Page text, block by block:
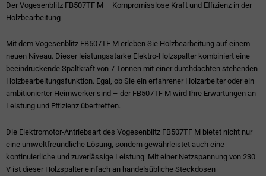
Der Vogesenblitz FB507TF M – Kompromisslose Kraft und Effizienz in der
Holzbearbeitung
Mit dem Vogesenblitz FB507TF M erleben Sie Holzbearbeitung auf einem
neuen Niveau. Dieser leistungsstarke Elektro-Holzspalter kombiniert eine
beeindruckende Spaltkraft von 7 Tonnen mit einer durchdachten stehenden
Holzbearbeitungsfunktion. Egal, ob Sie ein erfahrener Holzarbeiter oder ein
ambitionierter Heimwerker sind – der FB507TF M wird Ihre Erwartungen an
Leistung und Effizienz übertreffen.
Die Elektromotor-Antriebsart des Vogesenblitz FB507TF M bietet nicht nur
eine umweltfreundliche Lösung, sondern gewährleistet auch eine
kontinuierliche und zuverlässige Leistung. Mit einer Netzspannung von 230
V ist dieser Holzspalter einfach an handelsübliche Steckdosen